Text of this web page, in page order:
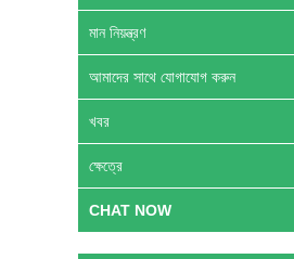
মান নিয়ন্ত্রণ
আমাদের সাথে যোগাযোগ করুন
খবর
ক্ষেত্রে
CHAT NOW